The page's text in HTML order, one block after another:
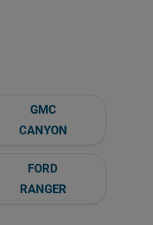
GMC
CANYON
FORD
RANGER